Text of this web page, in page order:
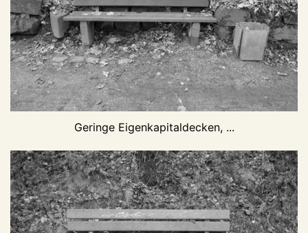
Geringe Eigenkapitaldecken, ...